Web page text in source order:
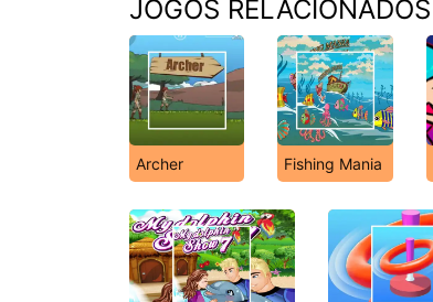
JOGOS RELACIONADOS
Archer Fishing Mania